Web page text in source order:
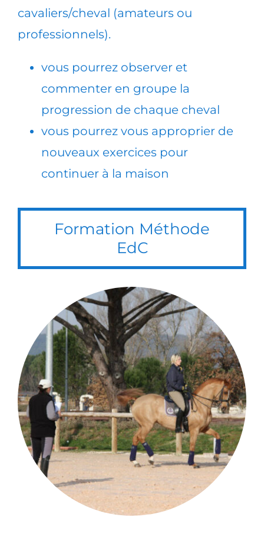
cavaliers/cheval (amateurs ou
professionnels).
vous pourrez observer et
commenter en groupe la
progression de chaque cheval
vous pourrez vous approprier de
nouveaux exercices pour
continuer à la maison
Formation Méthode
EdC